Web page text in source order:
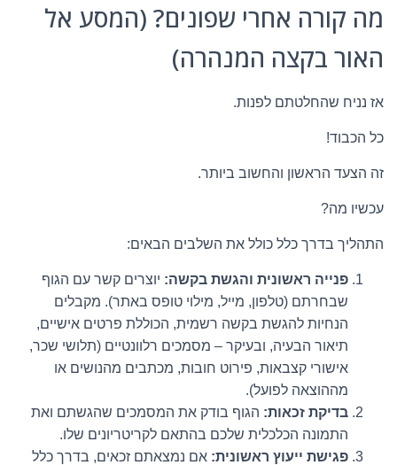
מה קורה אחרי שפונים? (המסע אל
האור בקצה המנהרה)
אז נניח שהחלטתם לפנות.
כל הכבוד!
זה הצעד הראשון והחשוב ביותר.
עכשיו מה?
התהליך בדרך כלל כולל את השלבים הבאים:
פנייה ראשונית והגשת בקשה: יוצרים קשר עם הגוף
שבחרתם (טלפון, מייל, מילוי טופס באתר). מקבלים
הנחיות להגשת בקשה רשמית, הכוללת פרטים אישיים,
תיאור הבעיה, ובעיקר – מסמכים רלוונטיים (תלושי שכר,
אישורי קצבאות, פירוט חובות, מכתבים מהנושים או
מההוצאה לפועל).
בדיקת זכאות: הגוף בודק את המסמכים שהגשתם ואת
התמונה הכלכלית שלכם בהתאם לקריטריונים שלו.
פגישת ייעוץ ראשונית: אם נמצאתם זכאים, בדרך כלל